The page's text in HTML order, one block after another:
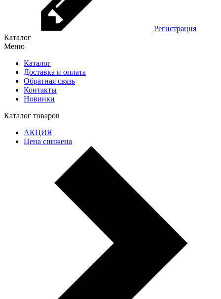
Регистрация
Каталог
Меню
Каталог
Доставка и оплата
Обратная связь
Контакты
Новинки
Каталог товаров
АКЦИЯ
Цена снижена